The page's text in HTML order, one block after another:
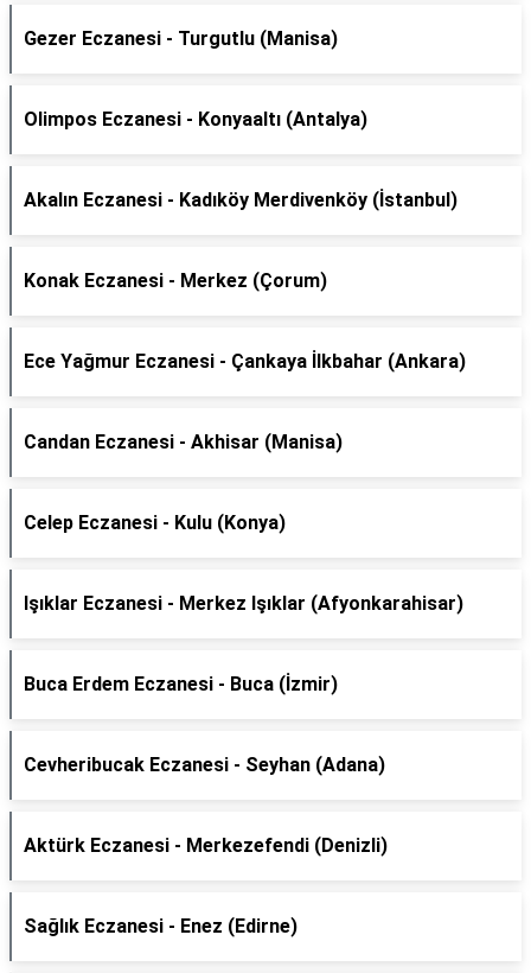
Gezer Eczanesi - Turgutlu (Manisa)
Olimpos Eczanesi - Konyaaltı (Antalya)
Akalın Eczanesi - Kadıköy Merdivenköy (İstanbul)
Konak Eczanesi - Merkez (Çorum)
Ece Yağmur Eczanesi - Çankaya İlkbahar (Ankara)
Candan Eczanesi - Akhisar (Manisa)
Celep Eczanesi - Kulu (Konya)
Işıklar Eczanesi - Merkez Işıklar (Afyonkarahisar)
Buca Erdem Eczanesi - Buca (İzmir)
Cevheribucak Eczanesi - Seyhan (Adana)
Aktürk Eczanesi - Merkezefendi (Denizli)
Sağlık Eczanesi - Enez (Edirne)